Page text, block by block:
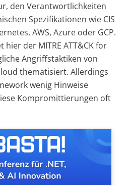
den Verantwortlichkeiten
Spezifikationen wie CIS
AWS, Azure oder GCP.
hier der MITRE ATT&CK for
Angriffstaktiken von
thematisiert. Allerdings
wenig Hinweise
Kompromittierungen oft